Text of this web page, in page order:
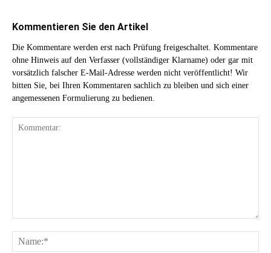
Kommentieren Sie den Artikel
Die Kommentare werden erst nach Prüfung freigeschaltet. Kommentare
ohne Hinweis auf den Verfasser (vollständiger Klarname) oder gar mit
vorsätzlich falscher E-Mail-Adresse werden nicht veröffentlicht! Wir
bitten Sie, bei Ihren Kommentaren sachlich zu bleiben und sich einer
angemessenen Formulierung zu bedienen.